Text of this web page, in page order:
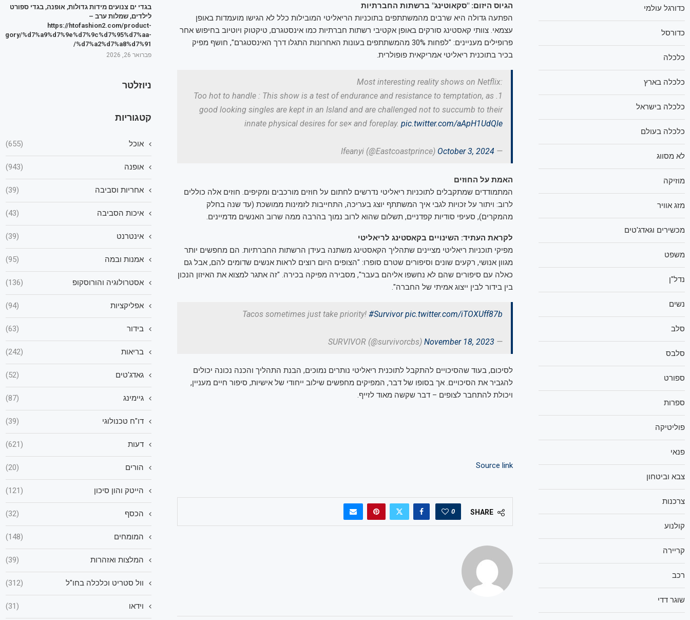
הגיוס היזום: "סקאוטינג" ברשתות החברתיות
הפתעה גדולה היא שרבים מהמשתתפים בתוכניות הריאליטי המובילות כלל לא הגישו מועמדות באופן
עצמאי. צוותי קאסטינג סורקים באופן אקטיבי רשתות חברתיות כמו אינסטגרם, טיקטוק ויוטיוב בחיפוש אחר
פרופילים מעניינים: "לפחות 30% מהמשתתפים בעונות האחרונות התגלו דרך האינסטגרם", חושף מפיק
בכיר בתוכנית ריאליטי אמריקאית פופולרית.
Most interesting reality shows on Netflix:
1. Too hot to handle : This show is a test of endurance and resistance to temptation, as
good looking singles are kept in an Island and are challenged not to succumb to their
innate physical desires for se× and foreplay.pic.twitter.com/aApH1UdQle
— Ifeanyi (@Eastcoastprince)
October 3, 2024
האמת על החוזים
המתמודדים שמתקבלים לתוכניות ריאליטי נדרשים לחתום על חוזים מורכבים ומקיפים. חוזים אלה כוללים
לרוב: ויתור על זכויות לגבי איך המשתתף יוצג בעריכה, התחייבות לזמינות ממושכת (עד שנה בחלק
מהמקרים), סעיפי סודיות קפדניים, תשלום שהוא לרוב נמוך בהרבה ממה שרוב האנשים מדמיינים.
לקראת העתיד: השינויים בקאסטינג לריאליטי
מפיקי תוכניות ריאליטי מציינים שתהליך הקאסטינג משתנה בעידן הרשתות החברתיות. הם מחפשים יותר
מגוון אנושי, רקעים שונים וסיפורים שטרם סופרו: "הצופים היום רוצים לראות אנשים שדומים להם, אבל גם
כאלה עם סיפורים שהם לא נחשפו אליהם בעבר", מסבירה מפיקה בכירה. "זה אתגר למצוא את האיזון הנכון
בין בידור לבין ייצוג אמיתי של החברה".
Tacos sometimes just take priority!#Survivor pic.twitter.com/iTOXUff87b
— SURVIVOR (@survivorcbs)
November 18, 2023
לסיכום, בעוד שהסיכויים להתקבל לתוכנית ריאליטי נותרים נמוכים, הבנת התהליך והכנה נכונה יכולים
להגביר את הסיכויים. אך בסופו של דבר, המפיקים מחפשים שילוב ייחודי של אישיות, סיפור חיים מעניין,
ויכולת להתחבר לצופים – דבר שקשה מאוד לזייף.
Source link
SHARE
0
בגדי ים צנועים מידות גדולות, אופנה, בגדי ספורט
לילדים, שמלות ערב –
https://htofashion2.com/product-
%d7%a9%d7%9e%d7%9c%d7%95%d7%aa-
%d7%a2%d7%a8%d7%91/
פברואר 26, 2026
ניוזלטר
קטגוריות
אוכל (655)
אופנה (943)
אחריות וסביבה (39)
איכות הסביבה (43)
אינטרנט (39)
אמנות ובמה (95)
אסטרולוגיה והורוסקופ (136)
אפליקציות (94)
בידור (63)
בריאות (242)
גאדג'טים (52)
גיימינג (87)
דו"ח טכנולוגי (39)
דעות (621)
הורים (20)
הייטק והון סיכון (121)
הכסף (32)
המומחים (148)
המלצות ואזהרות (39)
וול סטריט וכלכלה בחו"ל (312)
וידאו (31)
כדורגל עולמי
כדורסל
כלכלה
כלכלה בארץ
כלכלה בישראל
כלכלה בעולם
לא מסווג
מוזיקה
מזג אוויר
מכשירים וגאדג'טים
משפט
נדל"ן
נשים
סלב
סלבס
ספורט
ספרות
פוליטיקה
פנאי
צבא וביטחון
צרכנות
קולנוע
קריירה
רכב
שוגר דדי